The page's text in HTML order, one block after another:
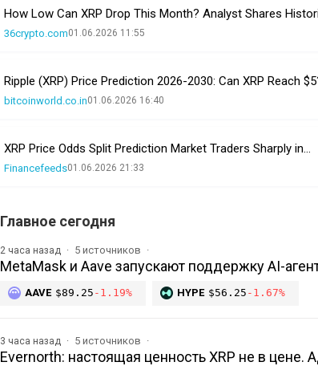
How Low Can XRP Drop This Month? Analyst Shares
36crypto.com01.06.2026 11:55
Ripple (XRP) Price Prediction 2026-2030: Can XRP Reach
bitcoinworld.co.in01.06.2026 16:40
XRP Price Odds Split Prediction Market Traders Sharply in…
Financefeeds01.06.2026 21:33
Главное сегодня
2 часа назад 5 источников
MetaMask и Aave запускают поддержку AI-
AAVE $89.25 -1.19% HYPE $56.25 -1.67%
3 часа назад 5 источников
Evernorth: настоящая ценность XRP не в цене.